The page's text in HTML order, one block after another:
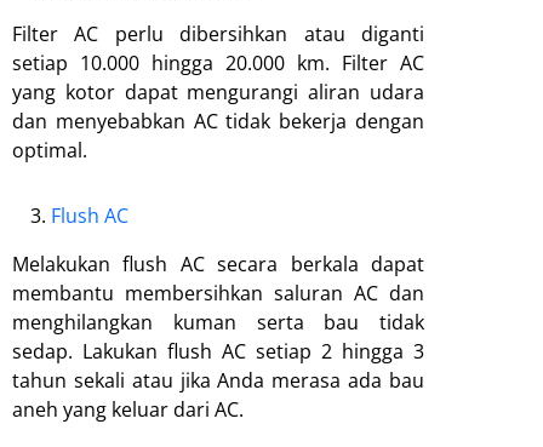
Filter AC perlu dibersihkan atau diganti
setiap 10.000 hingga 20.000 km. Filter AC
yang kotor dapat mengurangi aliran udara
dan menyebabkan AC tidak bekerja dengan
optimal.
Flush AC
Melakukan flush AC secara berkala dapat
membantu membersihkan saluran AC dan
menghilangkan kuman serta bau tidak
sedap. Lakukan flush AC setiap 2 hingga 3
tahun sekali atau jika Anda merasa ada bau
aneh yang keluar dari AC.